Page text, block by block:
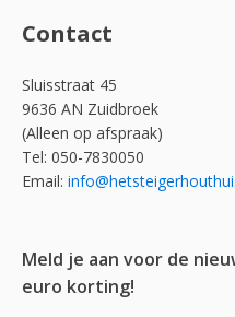
Contact
Sluisstraat 45
9636 AN Zuidbroek
(Alleen op afspraak)
Tel: 050-7830050
Email:
Meld je aan voor de
euro korting!